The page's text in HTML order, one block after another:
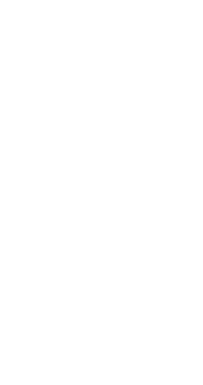
烹饪协会回